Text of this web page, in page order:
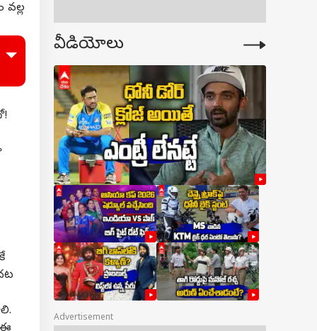
వీడియోలు
Advertisement